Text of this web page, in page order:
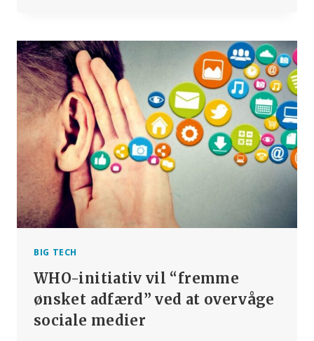
PLANER
OM
AT
AFLIVE
KVÆG
FOR
AT
NÅ
KLIMAMÅLENE
BIG TECH
WHO-initiativ vil “fremme
ønsket adfærd” ved at overvåge
sociale medier